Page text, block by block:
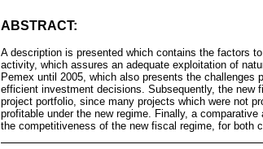
ABSTRACT:
A description is presented which contains the factors
activity, which assures an adequate exploitation of
Pemex until 2005, which also presents the challenges
efficient investment decisions. Subsequently, the new
project portfolio, since many projects which were not
profitable under the new regime. Finally, a
the competitiveness of the new fiscal regime, for both